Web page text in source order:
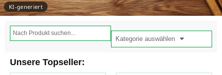
KI-generiert
Kategorie auswählen
Unsere Topseller: